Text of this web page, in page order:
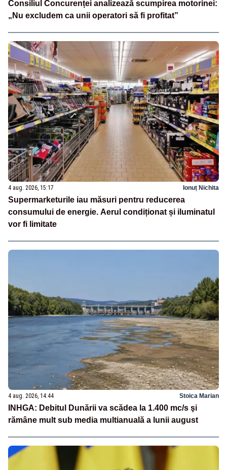
Consiliul Concurenței analizează scumpirea motorinei:
„Nu excludem ca unii operatori să fi profitat”
4 aug. 2026, 15:17 Ionuț Nichita
Supermarketurile iau măsuri pentru reducerea
consumului de energie. Aerul condiționat și iluminatul
vor fi limitate
4 aug. 2026, 14:44 Stoica Marian
INHGA: Debitul Dunării va scădea la 1.400 mc/s şi
rămâne mult sub media multianuală a lunii august